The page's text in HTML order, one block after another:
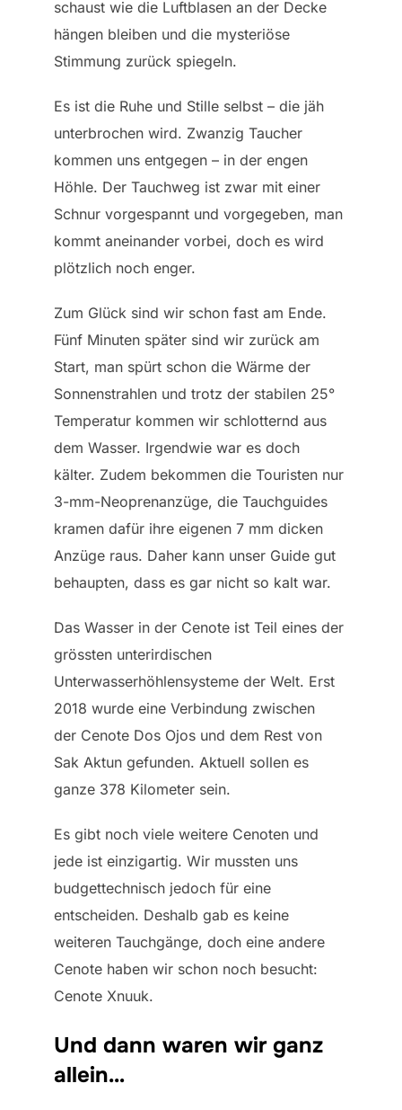
schaust wie die Luftblasen an der Decke
hängen bleiben und die mysteriöse
Stimmung zurück spiegeln.
Es ist die Ruhe und Stille selbst – die jäh
unterbrochen wird. Zwanzig Taucher
kommen uns entgegen – in der engen
Höhle. Der Tauchweg ist zwar mit einer
Schnur vorgespannt und vorgegeben, man
kommt aneinander vorbei, doch es wird
plötzlich noch enger.
Zum Glück sind wir schon fast am Ende.
Fünf Minuten später sind wir zurück am
Start, man spürt schon die Wärme der
Sonnenstrahlen und trotz der stabilen 25°
Temperatur kommen wir schlotternd aus
dem Wasser. Irgendwie war es doch
kälter. Zudem bekommen die Touristen nur
3-mm-Neoprenanzüge, die Tauchguides
kramen dafür ihre eigenen 7 mm dicken
Anzüge raus. Daher kann unser Guide gut
behaupten, dass es gar nicht so kalt war.
Das Wasser in der Cenote ist Teil eines der
grössten unterirdischen
Unterwasserhöhlensysteme der Welt. Erst
2018 wurde eine Verbindung zwischen
der Cenote Dos Ojos und dem Rest von
Sak Aktun gefunden. Aktuell sollen es
ganze 378 Kilometer sein.
Es gibt noch viele weitere Cenoten und
jede ist einzigartig. Wir mussten uns
budgettechnisch jedoch für eine
entscheiden. Deshalb gab es keine
weiteren Tauchgänge, doch eine andere
Cenote haben wir schon noch besucht:
Cenote Xnuuk.
Und dann waren wir ganz
allein…